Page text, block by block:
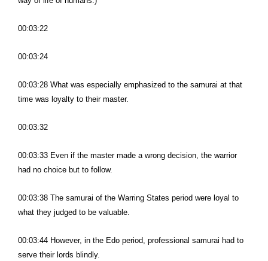
00:03:22
00:03:24
00:03:28 What was especially emphasized to the samurai at that
time was loyalty to their master.
00:03:32
00:03:33 Even if the master made a wrong decision, the warrior
had no choice but to follow.
00:03:38 The samurai of the Warring States period were loyal to
what they judged to be valuable.
00:03:44 However, in the Edo period, professional samurai had to
serve their lords blindly.